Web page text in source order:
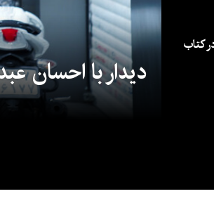
دیدار با احسان
کتاب